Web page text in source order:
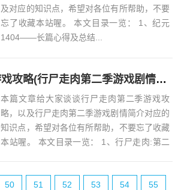
及对应的知识点，希望对各位有所帮助，不要
忘了收藏本站喔。 本文目录一览： 1、纪元
1404——长篇心得及总结...
行尸走肉第二季游戏攻略(行尸走肉第二季游戏剧情简介)
本篇文章给大家谈谈行尸走肉第二季游戏攻
略，以及行尸走肉第二季游戏剧情简介对应的
知识点，希望对各位有所帮助，不要忘了收藏
本站喔。 本文目录一览： 1、行尸走肉:第二
50 51 52 53 54 55